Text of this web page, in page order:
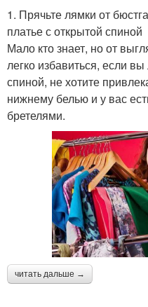
1. Прячьте лямки от
платье с открытой спиной
Мало кто знает, но от
легко избавиться, если
спиной, не хотите
нижнему белью и у вас
бретелями.
читать дальше →